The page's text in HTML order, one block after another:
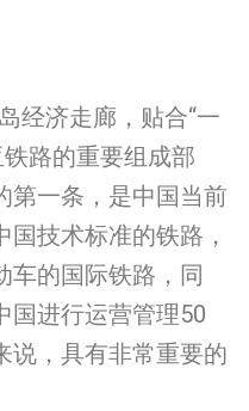
经济走廊，贴合“一
路的重要组成部
第一条，是中国当前
技术标准的铁路，
车的国际铁路，同
国进行运营管理50
说，具有非常重要的